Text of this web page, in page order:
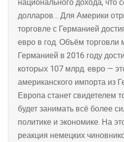
долларов… Для Америки
торговле с Германией
евро в год. Объём
Германией в 2016 году
которых 107 млрд. евро —
американского импорта из
Европа станет свидетелем
будет занимать всё более
политике и экономике. На
реакция немецких